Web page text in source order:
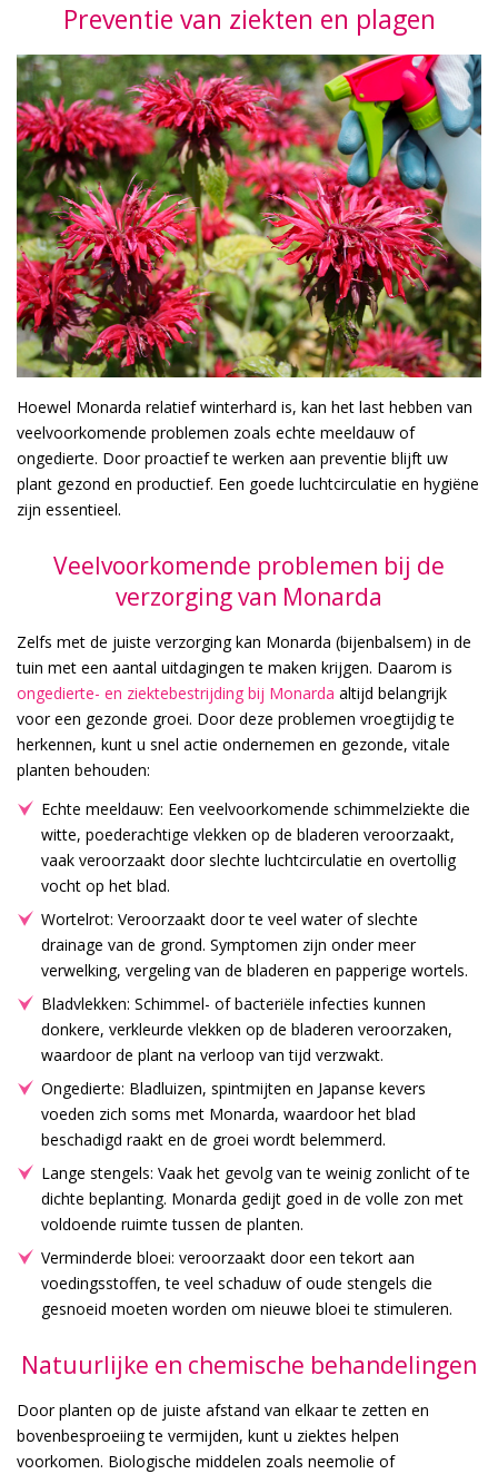
Preventie van ziekten en plagen
Hoewel Monarda relatief winterhard is, kan het last hebben van
veelvoorkomende problemen zoals echte meeldauw of
ongedierte. Door proactief te werken aan preventie blijft uw
plant gezond en productief. Een goede luchtcirculatie en hygiëne
zijn essentieel.
Veelvoorkomende problemen bij de
verzorging van Monarda
Zelfs met de juiste verzorging kan Monarda (bijenbalsem) in de
tuin met een aantal uitdagingen te maken krijgen. Daarom is
ongedierte- en ziektebestrijding bij Monarda altijd belangrijk
voor een gezonde groei. Door deze problemen vroegtijdig te
herkennen, kunt u snel actie ondernemen en gezonde, vitale
planten behouden:
Echte meeldauw: Een veelvoorkomende schimmelziekte die
witte, poederachtige vlekken op de bladeren veroorzaakt,
vaak veroorzaakt door slechte luchtcirculatie en overtollig
vocht op het blad.
Wortelrot: Veroorzaakt door te veel water of slechte
drainage van de grond. Symptomen zijn onder meer
verwelking, vergeling van de bladeren en papperige wortels.
Bladvlekken: Schimmel- of bacteriële infecties kunnen
donkere, verkleurde vlekken op de bladeren veroorzaken,
waardoor de plant na verloop van tijd verzwakt.
Ongedierte: Bladluizen, spintmijten en Japanse kevers
voeden zich soms met Monarda, waardoor het blad
beschadigd raakt en de groei wordt belemmerd.
Lange stengels: Vaak het gevolg van te weinig zonlicht of te
dichte beplanting. Monarda gedijt goed in de volle zon met
voldoende ruimte tussen de planten.
Verminderde bloei: veroorzaakt door een tekort aan
voedingsstoffen, te veel schaduw of oude stengels die
gesnoeid moeten worden om nieuwe bloei te stimuleren.
Natuurlijke en chemische behandelingen
Door planten op de juiste afstand van elkaar te zetten en
bovenbesproeiing te vermijden, kunt u ziektes helpen
voorkomen. Biologische middelen zoals neemolie of